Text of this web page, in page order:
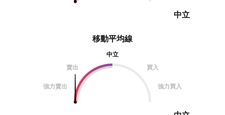
中立
移動平均線
中立
賣出
買入
強力賣出 強力買入